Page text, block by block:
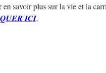
en savoir plus sur la vie et la
ICI.